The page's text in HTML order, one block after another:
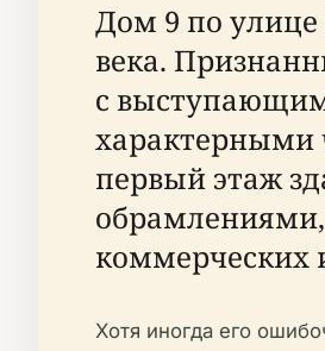
Дом 9 по
века.
с
характерными
первый этаж
обрамлениями,
Хотя иногда его